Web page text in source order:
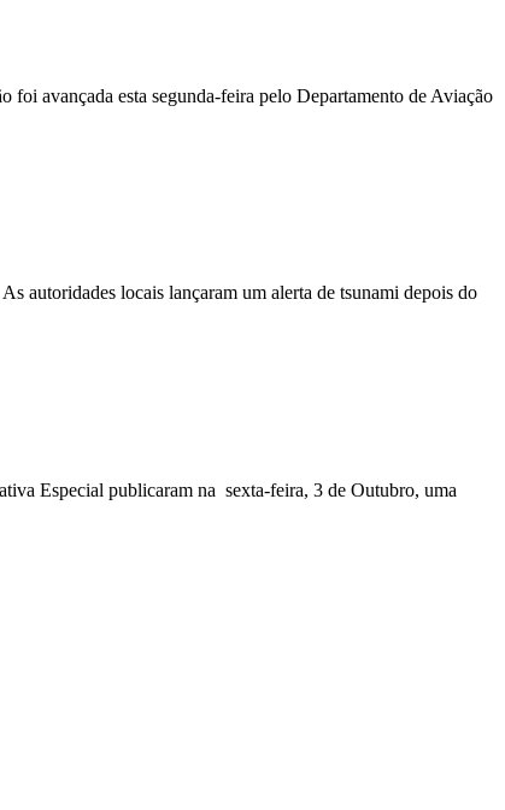
avançada esta segunda-feira pelo Departamento de Aviação
autoridades locais lançaram um alerta de tsunami depois do
Especial publicaram na sexta-feira, 3 de Outubro, uma